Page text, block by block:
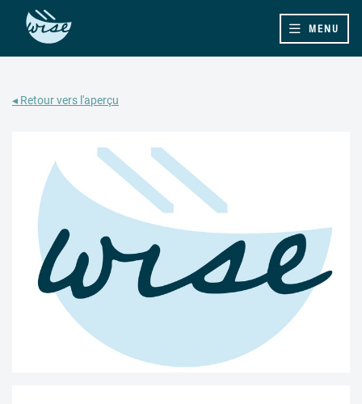
MENU
◂ Retour vers l'aperçu